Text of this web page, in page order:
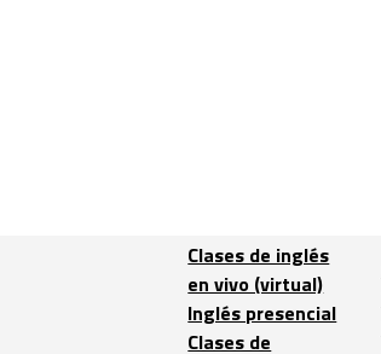
Clases de inglés
en vivo (virtual)
Inglés presencial
Clases de